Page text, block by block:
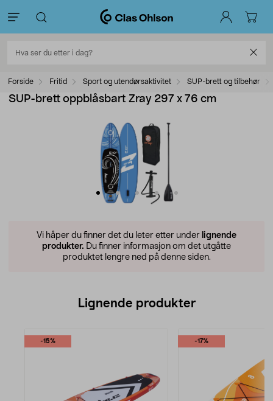
Forside Fritid Sport og utendørsaktivitet SUP-brett og tilbehør
SUP-brett oppblåsbart Zray 297 x 76 cm
Vi håper du finner det du leter etter under lignende
produkter. Du finner informasjon om det utgåtte
produktet lengre ned på denne siden.
Lignende produkter
-15% -17%